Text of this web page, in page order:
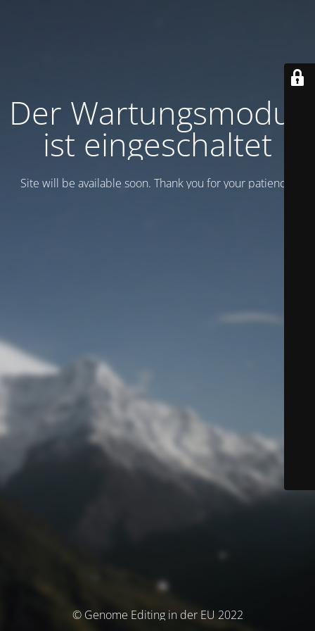
Der Wartungsmodus
ist eingeschaltet
Site will be available soon. Thank you for your patience!
© Genome Editing in der EU 2022